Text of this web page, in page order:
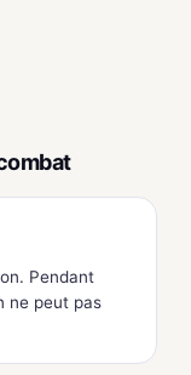
Pendant
ne peut pas